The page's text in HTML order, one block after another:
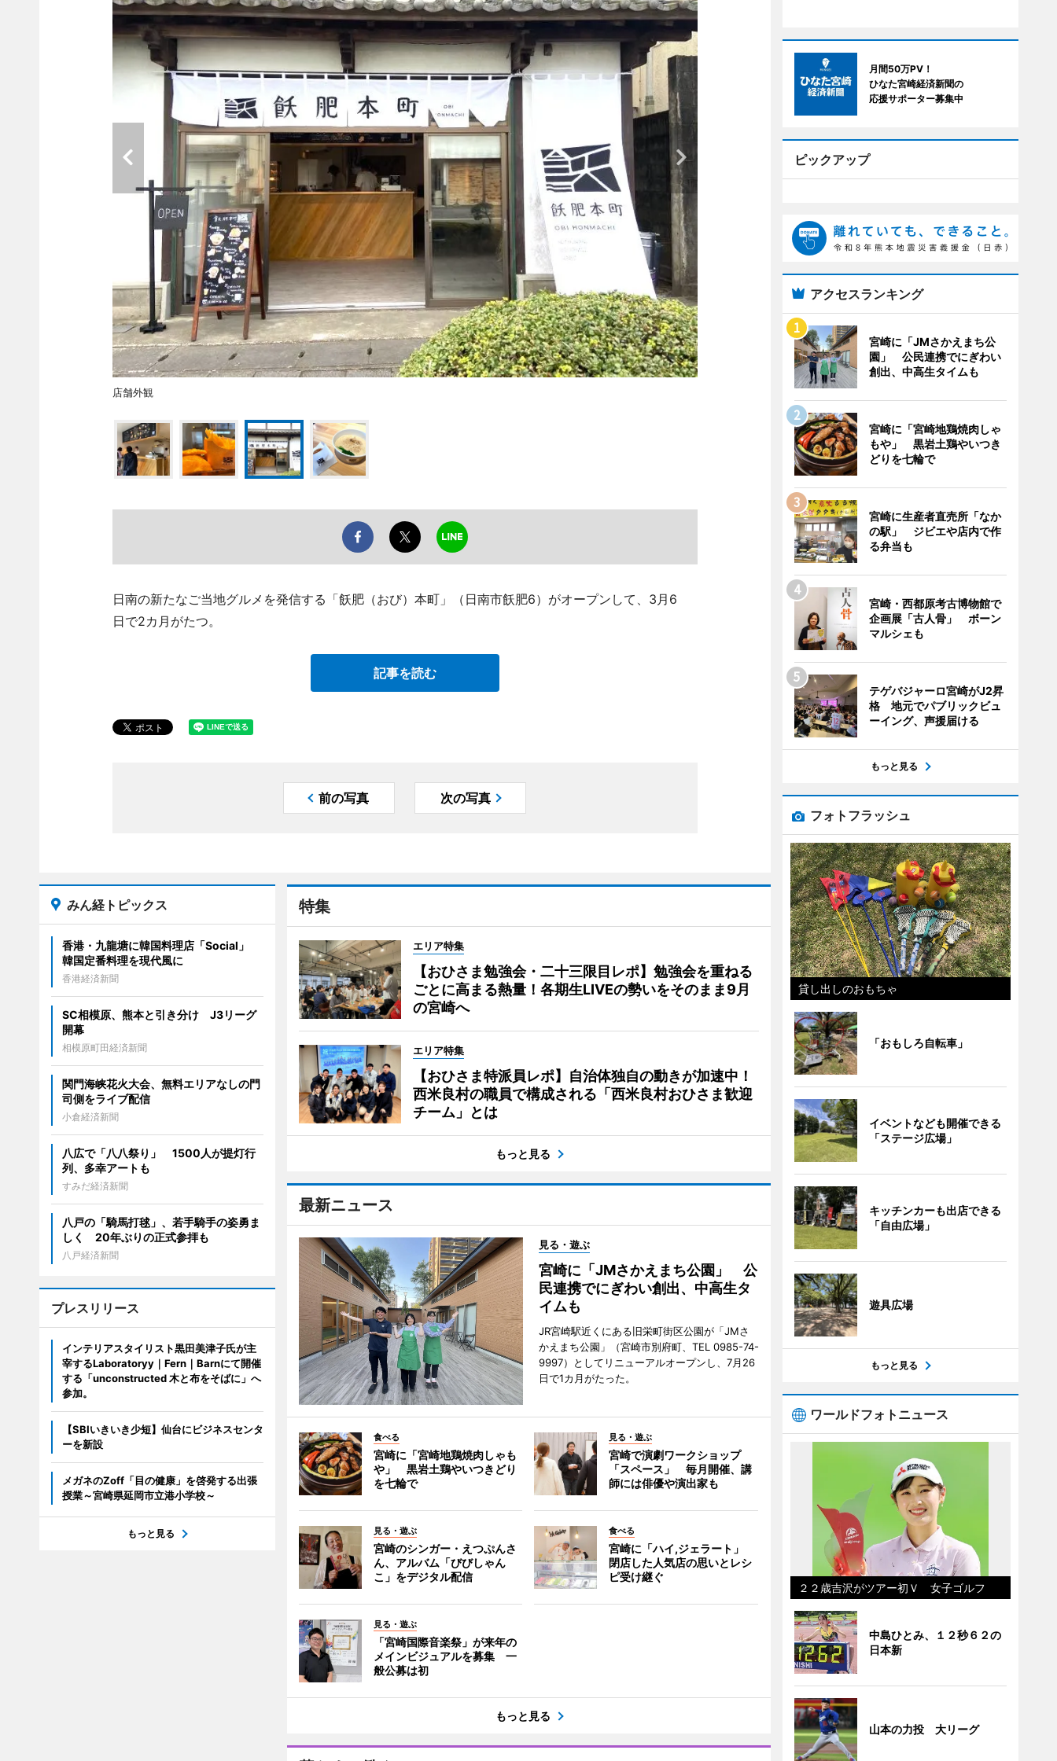
店舗外観
日南の新たなご当地グルメを発信する「飫肥（おび）本町」（日南市飫肥6）がオープンして、3月6
日で2カ月がたつ。
記事を読む
前の写真 次の写真
特集
エリア特集
【おひさま勉強会・二十三限目レポ】勉強会を重ねる
ごとに高まる熱量！各期生LIVEの勢いをそのまま9月
の宮崎へ
エリア特集
【おひさま特派員レポ】自治体独自の動きが加速中！
西米良村の職員で構成される「西米良村おひさま歓迎
チーム」とは
もっと見る
最新ニュース
見る・遊ぶ
宮崎に「JMさかえまち公園」 公
民連携でにぎわい創出、中高生タ
イムも
JR宮崎駅近くにある旧栄町街区公園が「JMさ
かえまち公園」（宮崎市別府町、TEL 0985-74-
9997）としてリニューアルオープンし、7月26
日で1カ月がたった。
食べる
宮崎に「宮崎地鶏焼肉しゃも
や」 黒岩土鶏やいつきどり
を七輪で
見る・遊ぶ
宮崎で演劇ワークショップ
「スペース」 毎月開催、講
師には俳優や演出家も
見る・遊ぶ
宮崎のシンガー・えつぷんさ
ん、アルバム「びびしゃん
こ」をデジタル配信
食べる
宮崎に「ハイ,ジェラート」
閉店した人気店の思いとレシ
ピ受け継ぐ
見る・遊ぶ
「宮崎国際音楽祭」が来年の
メインビジュアルを募集 一
般公募は初
もっと見る
みん経トピックス
香港・九龍塘に韓国料理店「Social」
韓国定番料理を現代風に
香港経済新聞
SC相模原、熊本と引き分け J3リーグ
開幕
相模原町田経済新聞
関門海峡花火大会、無料エリアなしの門
司側をライブ配信
小倉経済新聞
八広で「八八祭り」 1500人が提灯行
列、多幸アートも
すみだ経済新聞
八戸の「騎馬打毬」、若手騎手の姿勇ま
しく 20年ぶりの正式参拝も
八戸経済新聞
プレスリリース
インテリアスタイリスト黒田美津子氏が主
宰するLaboratoryy｜Fern｜Barnにて開催
する「unconstructed 木と布をそばに」へ
参加。
【SBIいきいき少短】仙台にビジネスセンタ
ーを新設
メガネのZoff「目の健康」を啓発する出張
授業～宮崎県延岡市立港小学校～
もっと見る
月間50万PV！
ひなた宮崎経済新聞の
応援サポーター募集中
ピックアップ
アクセスランキング
宮崎に「JMさかえまち公
園」 公民連携でにぎわい
創出、中高生タイムも
宮崎に「宮崎地鶏焼肉しゃ
もや」 黒岩土鶏やいつき
どりを七輪で
宮崎に生産者直売所「なか
の駅」 ジビエや店内で作
る弁当も
宮崎・西都原考古博物館で
企画展「古人骨」 ボーン
マルシェも
テゲバジャーロ宮崎がJ2昇
格 地元でパブリックビュ
ーイング、声援届ける
もっと見る
フォトフラッシュ
貸し出しのおもちゃ
「おもしろ自転車」
イベントなども開催できる
「ステージ広場」
キッチンカーも出店できる
「自由広場」
遊具広場
もっと見る
ワールドフォトニュース
２２歳吉沢がツアー初Ｖ 女子ゴルフ
中島ひとみ、１２秒６２の
日本新
山本の力投 大リーグ